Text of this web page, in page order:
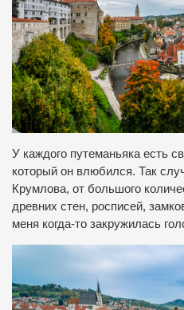
У каждого путеманьяка есть
который он влюбился. Так
Крумлова, от большого
древних стен, росписей,
меня когда-то закружилась